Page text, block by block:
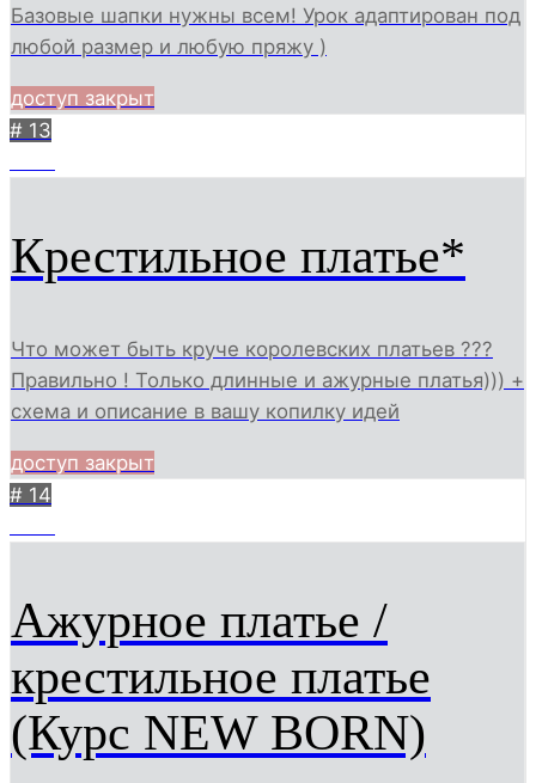
Базовые шапки нужны всем! Урок адаптирован под
любой размер и любую пряжу )
доступ закрыт
# 13
Крестильное платье*
Что может быть круче королевских платьев ???
Правильно ! Только длинные и ажурные платья))) +
схема и описание в вашу копилку идей
доступ закрыт
# 14
Ажурное платье /
крестильное платье
(Курс NEW BORN)